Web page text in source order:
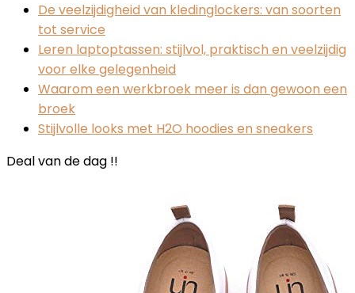
De veelzijdigheid van kledinglockers: van soorten
tot service
Leren laptoptassen: stijlvol, praktisch en veelzijdig
voor elke gelegenheid
Waarom een werkbroek meer is dan gewoon een
broek
Stijlvolle looks met H2O hoodies en sneakers
Deal van de dag !!